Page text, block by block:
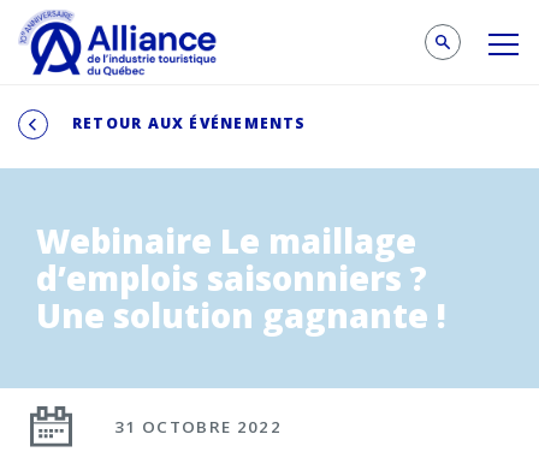
RETOUR AUX ÉVÉNEMENTS
Webinaire Le maillage
d’emplois saisonniers ?
Une solution gagnante !
31 OCTOBRE 2022